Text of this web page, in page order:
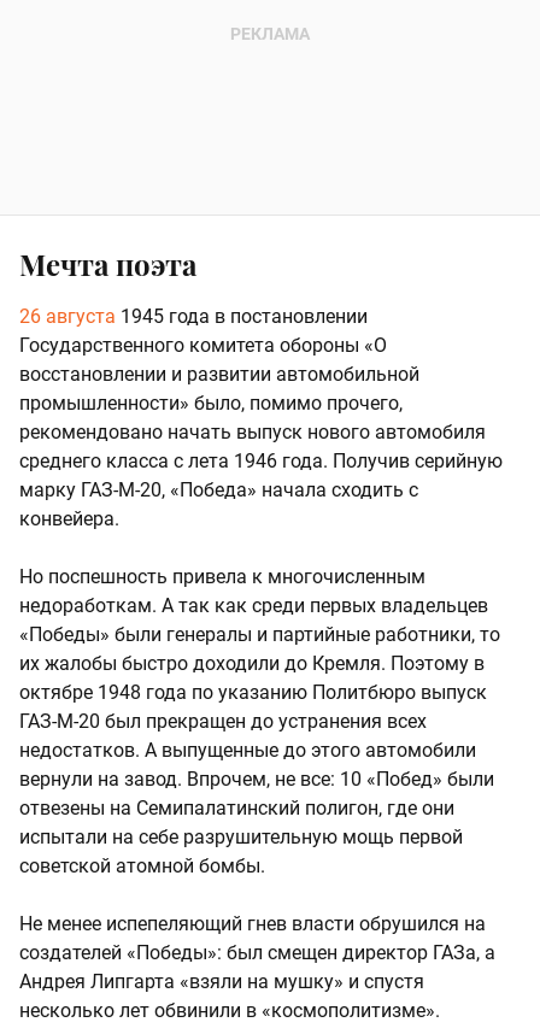
Мечта поэта
26 августа 1945 года в постановлении
Государственного комитета обороны «О
восстановлении и развитии автомобильной
промышленности» было, помимо прочего,
рекомендовано начать выпуск нового автомобиля
среднего класса с лета 1946 года. Получив серийную
марку ГАЗ-М-20, «Победа» начала сходить с
конвейера.
Но поспешность привела к многочисленным
недоработкам. А так как среди первых владельцев
«Победы» были генералы и партийные работники, то
их жалобы быстро доходили до Кремля. Поэтому в
октябре 1948 года по указанию Политбюро выпуск
ГАЗ-М-20 был прекращен до устранения всех
недостатков. А выпущенные до этого автомобили
вернули на завод. Впрочем, не все: 10 «Побед» были
отвезены на Семипалатинский полигон, где они
испытали на себе разрушительную мощь первой
советской атомной бомбы.
Не менее испепеляющий гнев власти обрушился на
создателей «Победы»: был смещен директор ГАЗа, а
Андрея Липгарта «взяли на мушку» и спустя
несколько лет обвинили в «космополитизме».